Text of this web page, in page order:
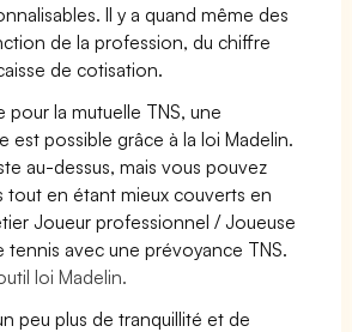
Il y a quand même des
de la profession, du chiffre
de cotisation.
la mutuelle TNS, une
est possible grâce à la loi Madelin.
au-dessus, mais vous pouvez
tout en étant mieux couverts en
Joueur professionnel / Joueuse
avec une prévoyance TNS.
loi Madelin.
peu plus de tranquillité et de